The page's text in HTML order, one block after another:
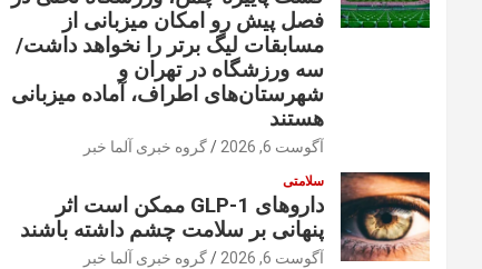
فصل پیش رو امکان میزبانی از
مسابقات لیگ برتر را نخواهد داشت/
سه ورزشگاه در تهران و
شهرستان‌های اطراف، آماده میزبانی
هستند
آگوست 6, 2026 گروه خبری آلما خبر
سلامتی
داروهای GLP-1 ممکن است اثر
پنهانی بر سلامت چشم داشته باشند
آگوست 6, 2026 گروه خبری آلما خبر